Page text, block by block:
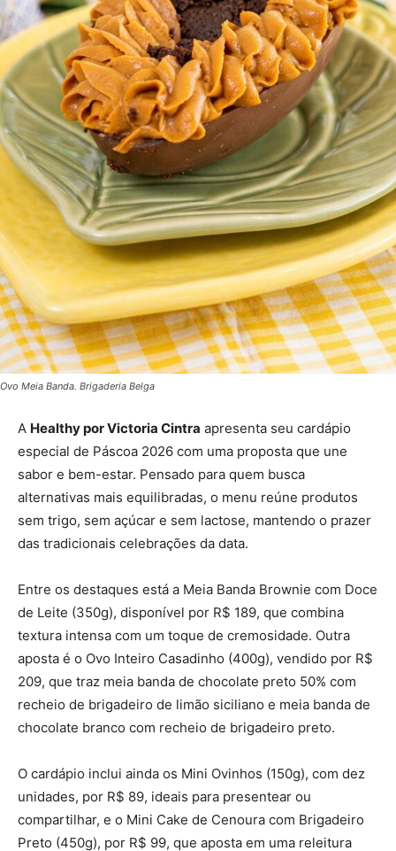
Ovo Meia Banda. Brigaderia Belga
A Healthy por Victoria Cintra apresenta seu cardápio
especial de Páscoa 2026 com uma proposta que une
sabor e bem-estar. Pensado para quem busca
alternativas mais equilibradas, o menu reúne produtos
sem trigo, sem açúcar e sem lactose, mantendo o prazer
das tradicionais celebrações da data.
Entre os destaques está a Meia Banda Brownie com Doce
de Leite (350g), disponível por R$ 189, que combina
textura intensa com um toque de cremosidade. Outra
aposta é o Ovo Inteiro Casadinho (400g), vendido por R$
209, que traz meia banda de chocolate preto 50% com
recheio de brigadeiro de limão siciliano e meia banda de
chocolate branco com recheio de brigadeiro preto.
O cardápio inclui ainda os Mini Ovinhos (150g), com dez
unidades, por R$ 89, ideais para presentear ou
compartilhar, e o Mini Cake de Cenoura com Brigadeiro
Preto (450g), por R$ 99, que aposta em uma releitura